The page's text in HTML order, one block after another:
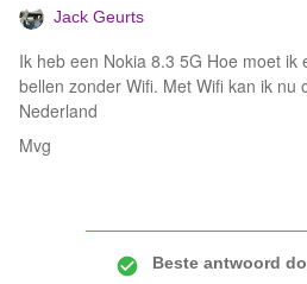
Jack Geurts
Ik heb een Nokia 8.3 5G Hoe moet ik
bellen zonder Wifi. Met Wifi kan ik nu
Nederland
Mvg
Beste antwoord